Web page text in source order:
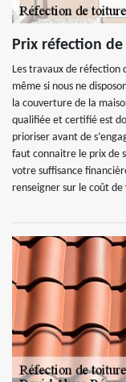
Prix réfection
Les travaux de réfection
même si nous ne
la couverture de la
qualifiée et certifié est
prioriser avant de
faut connaitre le prix de
votre suffisance
renseigner sur le coût